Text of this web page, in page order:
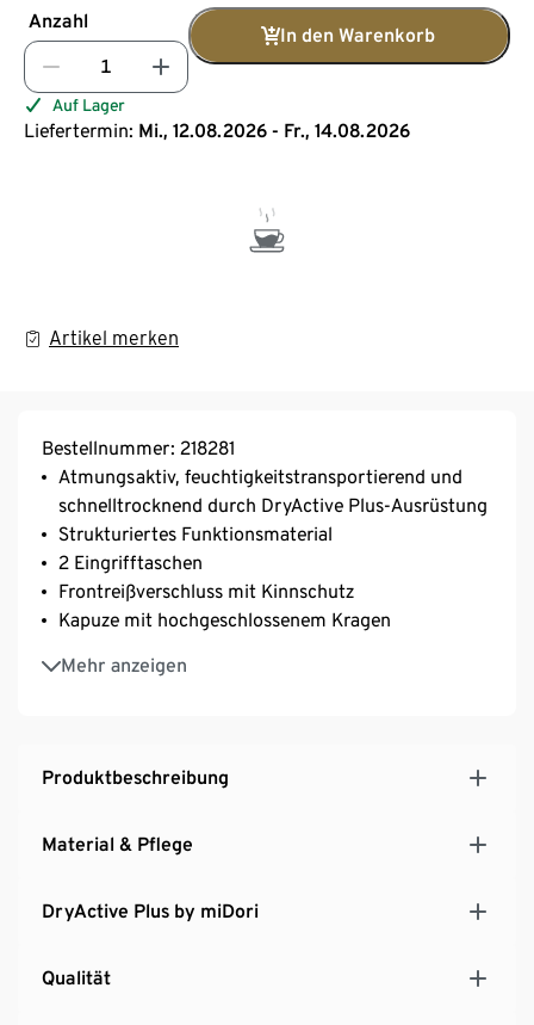
Anzahl
In den Warenkorb
Auf Lager
Liefertermin: Mi., 12.08.2026 - Fr., 14.08.2026
Artikel merken
Bestellnummer: 218281
Atmungsaktiv, feuchtigkeitstransportierend und
schnelltrocknend durch DryActive Plus-Ausrüstung
Strukturiertes Funktionsmaterial
2 Eingrifftaschen
Frontreißverschluss mit Kinnschutz
Kapuze mit hochgeschlossenem Kragen
Mehr anzeigen
Antipilling-Ausrüstung verhindert das Bilden von
Faserknötchen
Produktbeschreibung
Material & Pflege
DryActive Plus by miDori
Qualität